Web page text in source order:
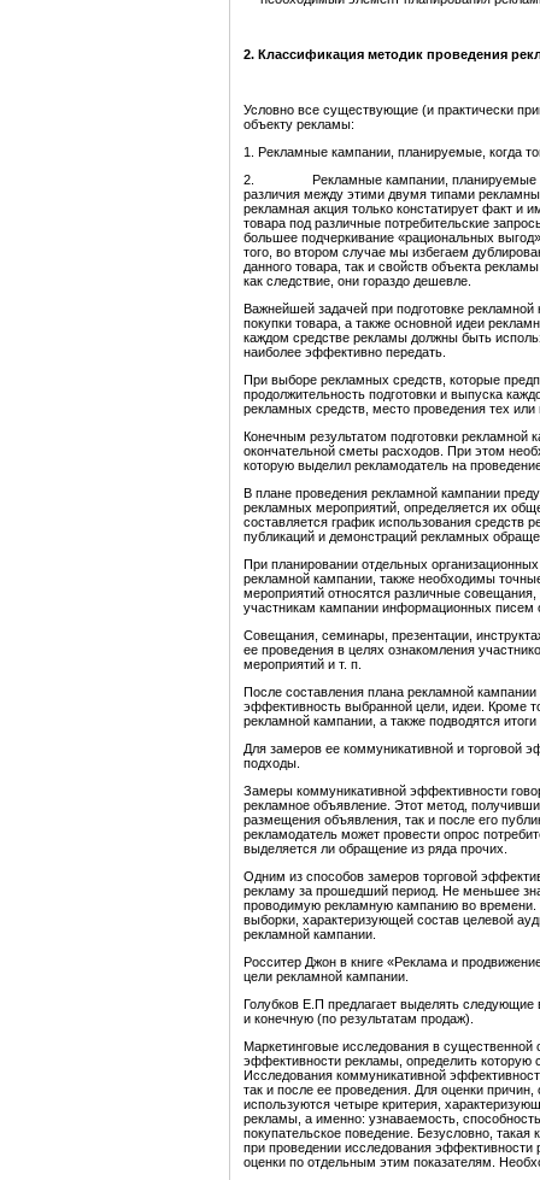
2. Классификация методик проведения
Условно все существующие (и практически
объекту рекламы:
1. Рекламные кампании, планируемые, когда
2. Рекламные кампании, планируемые на
различия между этими двумя типами
рекламная акция только констатирует факт и
товара под различные потребительские
большее подчеркивание «рациональных
того, во втором случае мы избегаем
данного товара, так и свойств объекта
как следствие, они гораздо дешевле.
Важнейшей задачей при подготовке
покупки товара, а также основной идеи
каждом средстве рекламы должны быть
наиболее эффективно передать.
При выборе рекламных средств, которые
продолжительность подготовки и выпуска
рекламных средств, место проведения тех
Конечным результатом подготовки рекламной
окончательной сметы расходов. При этом
которую выделил рекламодатель на
В плане проведения рекламной кампании
рекламных мероприятий, определяется их
составляется график использования средств
публикаций и демонстраций рекламных
При планировании отдельных
рекламной кампании, также необходимы
мероприятий относятся различные
участникам кампании информационных писем
Совещания, семинары, презентации,
ее проведения в целях ознакомления
мероприятий и т. п.
После составления плана рекламной
эффективность выбранной цели, идеи. Кроме
рекламной кампании, а также подводятся
Для замеров ее коммуникативной и торговой
подходы.
Замеры коммуникативной эффективности
рекламное объявление. Этот метод,
размещения объявления, так и после его
рекламодатель может провести опрос
выделяется ли обращение из ряда прочих.
Одним из способов замеров торговой
рекламу за прошедший период. Не меньшее
проводимую рекламную кампанию во времени.
выборки, характеризующей состав целевой
рекламной кампании.
Росситер Джон в книге «Реклама и
цели рекламной кампании.
Голубков Е.П предлагает выделять
и конечную (по результатам продаж).
Маркетинговые исследования в
эффективности рекламы, определить которую
Исследования коммуникативной
так и после ее проведения. Для оценки
используются четыре критерия,
рекламы, а именно: узнаваемость,
покупательское поведение. Безусловно,
при проведении исследования
оценки по отдельным этим показателям.